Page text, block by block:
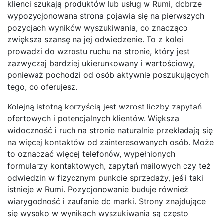
klienci szukają produktów lub usług w Rumi, dobrze
wypozycjonowana strona pojawia się na pierwszych
pozycjach wyników wyszukiwania, co znacząco
zwiększa szansę na jej odwiedzenie. To z kolei
prowadzi do wzrostu ruchu na stronie, który jest
zazwyczaj bardziej ukierunkowany i wartościowy,
ponieważ pochodzi od osób aktywnie poszukujących
tego, co oferujesz.
Kolejną istotną korzyścią jest wzrost liczby zapytań
ofertowych i potencjalnych klientów. Większa
widoczność i ruch na stronie naturalnie przekładają się
na więcej kontaktów od zainteresowanych osób. Może
to oznaczać więcej telefonów, wypełnionych
formularzy kontaktowych, zapytań mailowych czy też
odwiedzin w fizycznym punkcie sprzedaży, jeśli taki
istnieje w Rumi. Pozycjonowanie buduje również
wiarygodność i zaufanie do marki. Strony znajdujące
się wysoko w wynikach wyszukiwania są często